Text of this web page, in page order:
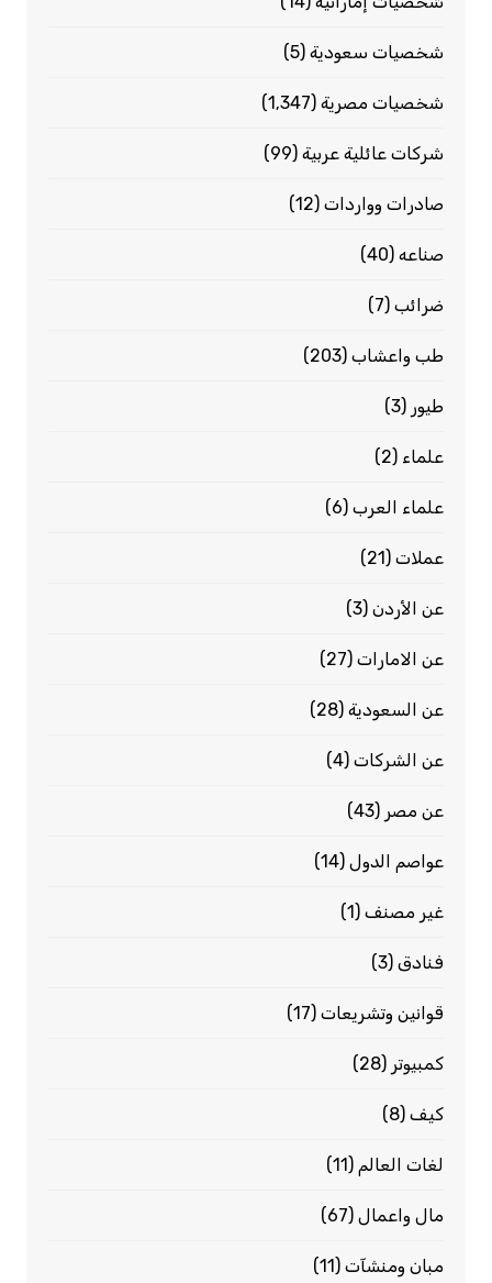
شخصيات سعودية(5)
شخصيات مصرية(1٬347)
شركات عائلية عربية(99)
صادرات وواردات(12)
صناعه(40)
ضرائب(7)
طب واعشاب(203)
طيور (3)
علماء (2)
علماء العرب(6)
عملات(21)
عن الأردن(3)
عن الامارات(27)
عن السعودية(28)
عن الشركات(4)
عن مصر (43)
عواصم الدول(14)
غير مصنف(1)
فنادق(3)
قوانين وتشريعات(17)
كمبيوتر (28)
كيف(8)
لغات العالم (11)
مال واعمال(67)
مبان ومنشآت(11)